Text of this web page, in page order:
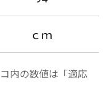
ｃｍ
内の数値は「適応